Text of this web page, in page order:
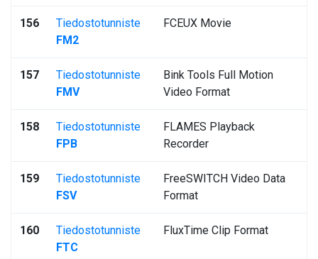
156
Tiedostotunniste
FM2
FCEUX Movie
157
Tiedostotunniste
FMV
Bink Tools Full Motion
Video Format
158
Tiedostotunniste
FPB
FLAMES Playback
Recorder
159
Tiedostotunniste
FSV
FreeSWITCH Video Data
Format
160
Tiedostotunniste
FTC
FluxTime Clip Format